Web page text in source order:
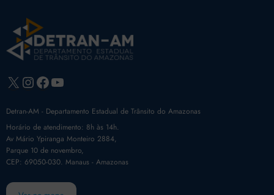
X Instagram
Facebook
Youtube
Detran-AM - Departamento Estadual de Trânsito do Amazonas
Horário de atendimento: 8h às 14h.
Av Mário Ypiranga Monteiro 2884,
Parque 10 de novembro,
CEP: 69050-030. Manaus - Amazonas